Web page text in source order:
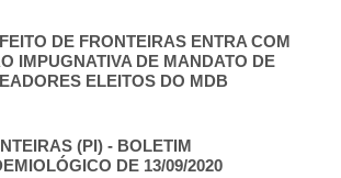
DE FRONTEIRAS ENTRA COM
IMPUGNATIVA DE MANDATO DE
ELEITOS DO MDB
(PI) - BOLETIM
DE 13/09/2020